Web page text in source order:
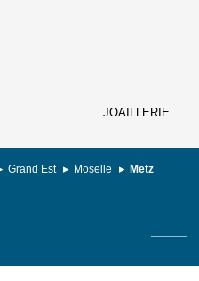
JOAILLERIE
Grand Est Moselle Metz